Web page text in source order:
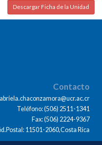
Descargar Ficha de la Unidad
Contacto
Teléfono: (506) 2511-1341
Fax: (506) 2224-9367
11501-2060,Costa Rica